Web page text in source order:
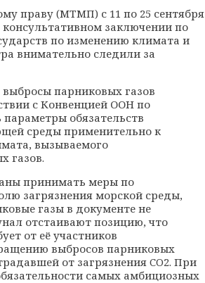
праву (МТМП) с 11 по 25 сентября
заключении по
по изменению климата и
внимательно следили за
парниковых газов
с Конвенцией ООН по
обязательств
среды применительно к
вызываемого
газов.
принимать меры по
загрязнения морской среды,
газы в документе не
отстаивают позицию, что
от её участников
выбросов парниковых
от загрязнения CO2. При
самых амбициозных